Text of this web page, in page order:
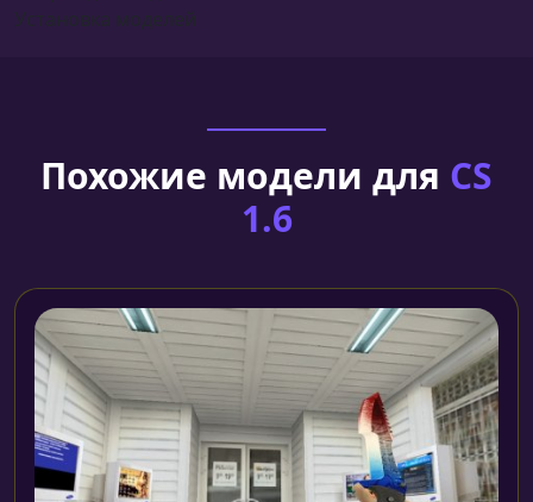
Похожие модели для CS
1.6